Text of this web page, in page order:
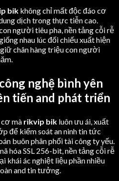
bik không chỉ mất độc đáo cơ
dịch trong thực tiễn cao.
người tiêu pha, nền tảng cỗi rễ
nhau lúc đối chiếu xuất hiện
chân hàng triệu con người
nghệ bình yên
tiến and phát triển
mà rikvip bik luôn ưu ái, xuất
để kiểm soát an ninh tin tức
buôn phân phối tài công ty yếu.
hóa SSL 256-bit, nền tảng cỗi rễ
khái ác nghiệt liệu phần nhiều
and tin tưởng.